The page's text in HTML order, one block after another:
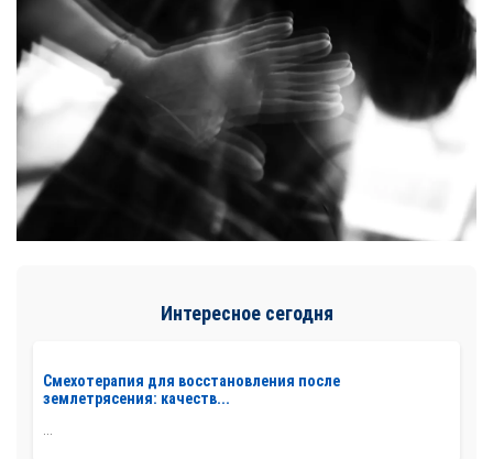
Интересное сегодня
Смехотерапия для восстановления после
землетрясения: качеств...